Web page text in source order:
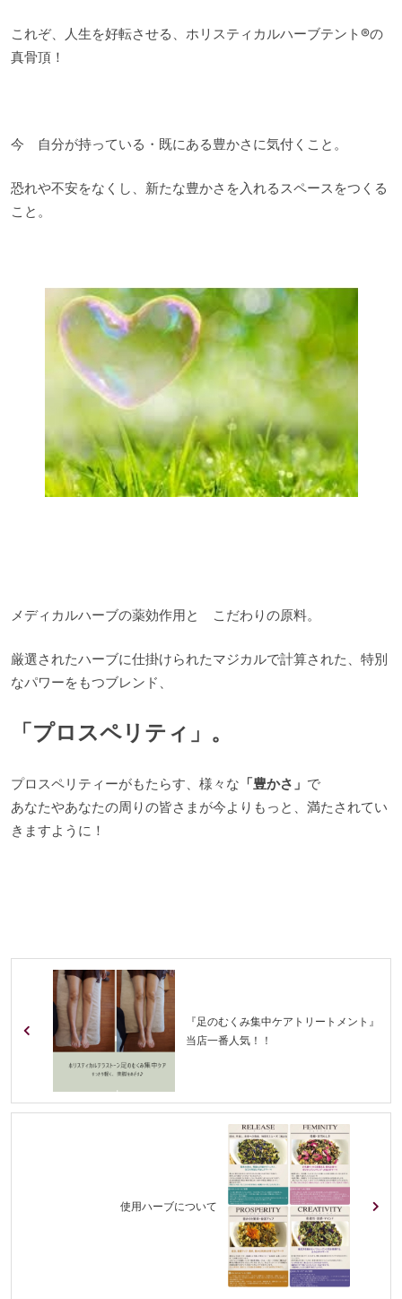
これぞ、人生を好転させる、ホリスティカルハーブテント®の
真骨頂！
今 自分が持っている・既にある豊かさに気付くこと。
恐れや不安をなくし、新たな豊かさを入れるスペースをつくる
こと。
メディカルハーブの薬効作用と こだわりの原料。
厳選されたハーブに仕掛けられたマジカルで計算された、特別
なパワーをもつブレンド、
「プロスペリティ」。
プロスペリティーがもたらす、様々な 「豊かさ」 で
あなたやあなたの周りの皆さまが今よりもっと、満たされてい
きますように！
『足のむくみ集中ケアトリートメント』
当店一番人気！！
使用ハーブについて